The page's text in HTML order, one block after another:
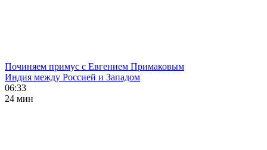
Починяем примус с Евгением Примаковым
Индия между Россией и Западом
06:33
24 мин